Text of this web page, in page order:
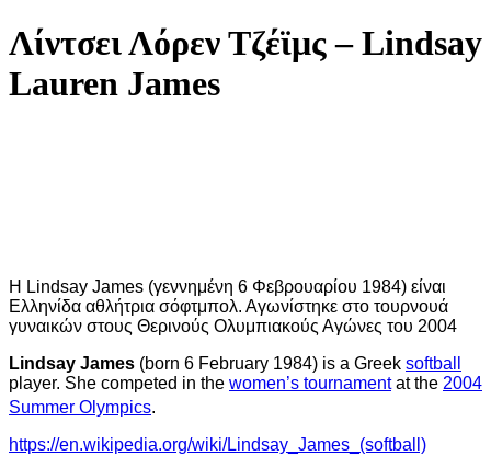
Λίντσει Λόρεν Τζέϊμς – Lindsay
Lauren James
Η Lindsay James (γεννημένη 6 Φεβρουαρίου 1984) είναι
Ελληνίδα αθλήτρια σόφτμπολ. Αγωνίστηκε στο τουρνουά
γυναικών στους Θερινούς Ολυμπιακούς Αγώνες του 2004
Lindsay James (born 6 February 1984) is a Greek softball
player. She competed in the women’s tournamentat the 2004
Summer Olympics.
https://en.wikipedia.org/wiki/Lindsay_James_(softball)